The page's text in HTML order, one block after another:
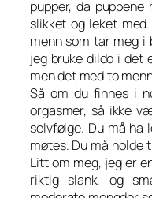
pupper, da
slikket og leket
menn som tar meg i
jeg bruke dildo i det
men det med to
Så om du finnes i
orgasmer, så ikke
selvfølge. Du må ha
møtes. Du må holde
Litt om meg, jeg er
riktig slank, og